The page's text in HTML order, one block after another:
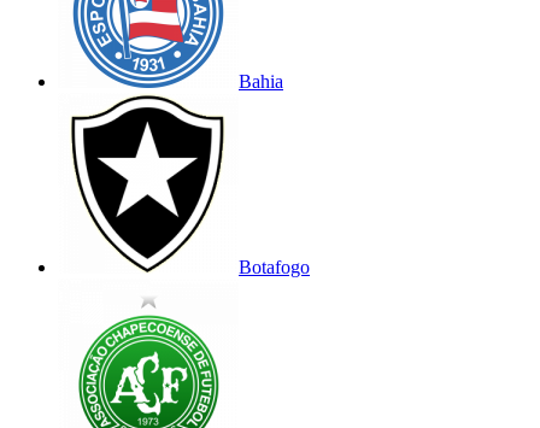
Bahia
Botafogo